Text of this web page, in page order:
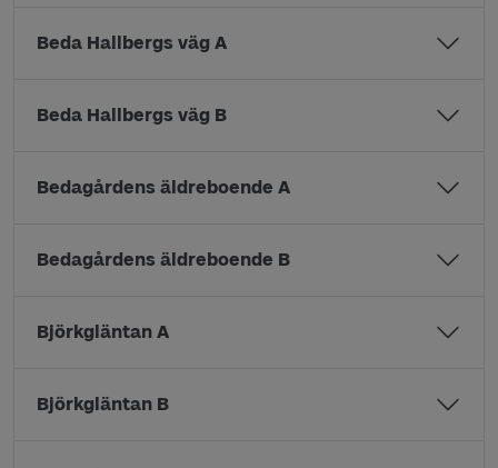
Beda Hallbergs väg A
Beda Hallbergs väg B
Bedagårdens äldreboende A
Bedagårdens äldreboende B
Björkgläntan A
Björkgläntan B